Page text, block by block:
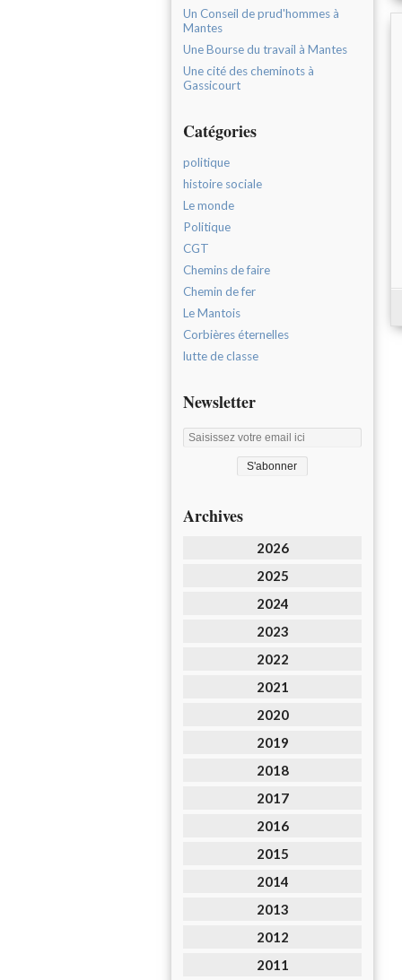
Un Conseil de prud'hommes à
Mantes
Une Bourse du travail à Mantes
Une cité des cheminots à
Gassicourt
Catégories
politique
histoire sociale
Le monde
Politique
CGT
Chemins de faire
Chemin de fer
Le Mantois
Corbières éternelles
lutte de classe
Newsletter
Archives
2026
2025
2024
2023
2022
2021
2020
2019
2018
2017
2016
2015
2014
2013
2012
2011